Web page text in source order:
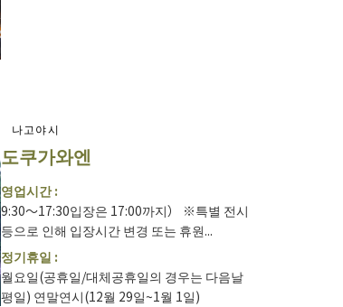
나고야시
도쿠가와엔
영업시간 :
9:30～17:30입장은 17:00까지） ※특별 전시
등으로 인해 입장시간 변경 또는 휴원...
정기휴일 :
월요일(공휴일/대체공휴일의 경우는 다음날
평일) 연말연시(12월 29일~1월 1일)